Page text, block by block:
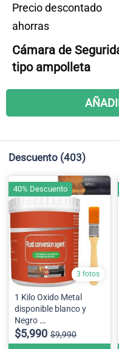
Precio descontado
ahorras
Cámara de
tipo ampolleta
Descuento (403)
3 fotos
1 Kilo Oxido Metal
disponible blanco y
Negro
( No incluye brocha )
$5,990 $9,990
40% Descuento